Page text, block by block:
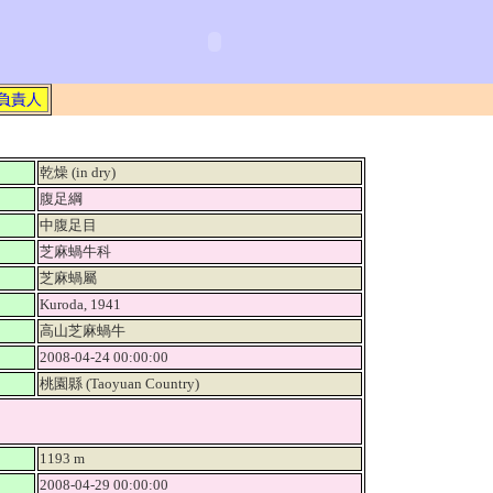
責人
乾燥 (in dry)
腹足綱
中腹足目
芝麻蝸牛科
芝麻蝸屬
Kuroda, 1941
高山芝麻蝸牛
2008-04-24 00:00:00
桃園縣 (Taoyuan Country)
1193 m
2008-04-29 00:00:00